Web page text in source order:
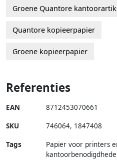
Groene Quantore
Quantore kopieerpapier
Groene kopieerpapier
Referenties
EAN 8712453070661
SKU 746064, 1847408
Tags
Papier voor printers